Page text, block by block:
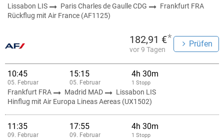
Lissabon LIS Paris Charles de Gaulle CDG
Frankfurt FRA
Rückflug mit Air France (AF1125)
182,91 €*
vor 9 Tagen
Prüfen
10:45
05. Februar
15:15
05. Februar
4h 30m
1 Stopp
Frankfurt FRA Madrid MAD
Lissabon LIS
Hinflug mit Air Europa Lineas Aereas (UX1502)
11:35
09. Februar
17:55
09. Februar
4h 30m
1 Stopp